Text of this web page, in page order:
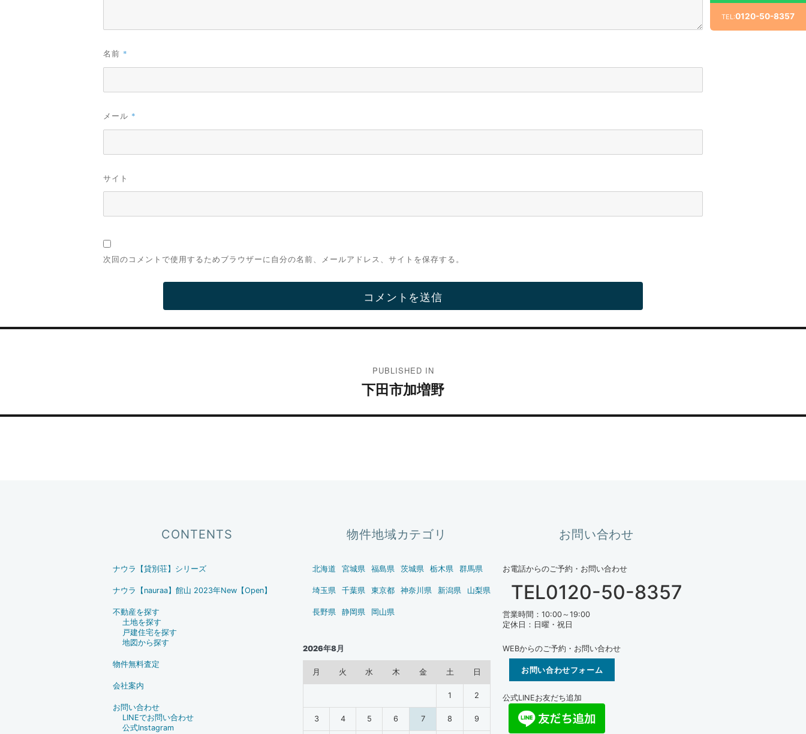
名前 *
メール *
サイト
次回のコメントで使用するためブラウザーに自分の名前、メールアドレス、サイトを保存する。
ゲ
PUBLISHED IN
下田市加増野
TEL:0120-50-8357
CONTENTS
ナウラ【貸別荘】シリーズ
ナウラ【nauraa】館山 2023年New【Open】
不動産を探す
土地を探す
戸建住宅を探す
地図から探す
物件無料査定
会社案内
お問い合わせ
LINEでお問い合わせ
公式Instagram
物件地域カテゴリ
北海道 宮城県 福島県 茨城県 栃木県 群馬県
埼玉県 千葉県 東京都 神奈川県 新潟県 山梨県
長野県 静岡県 岡山県
2026年8月
月 火 水 木 金 土 日
1 2
3 4 5 6 7 8 9
お問い合わせ
お電話からのご予約・お問い合わせ
TEL0120-50-8357
営業時間：10:00～19:00
定休日：日曜・祝日
WEBからのご予約・お問い合わせ
お問い合わせフォーム
公式LINEお友だち追加